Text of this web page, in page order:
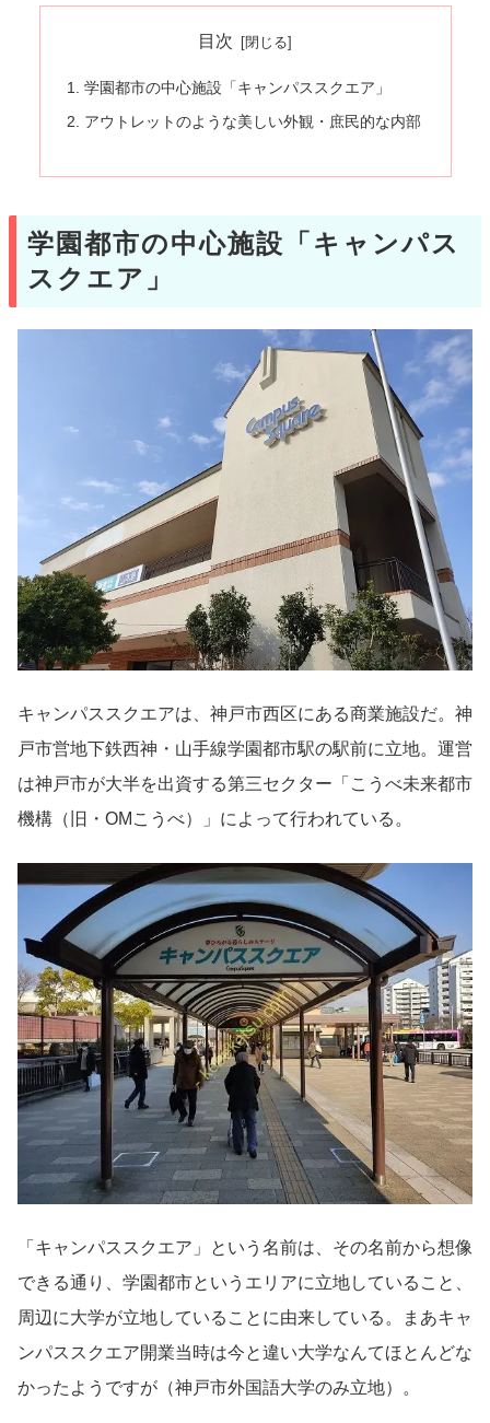
目次
学園都市の中心施設「キャンパススクエア」
アウトレットのような美しい外観・庶民的な内部
学園都市の中心施設「キャンパス
スクエア」
キャンパススクエアは、神戸市西区にある商業施設だ。神
戸市営地下鉄西神・山手線学園都市駅の駅前に立地。運営
は神戸市が大半を出資する第三セクター「こうべ未来都市
機構（旧・OMこうべ）」によって行われている。
「キャンパススクエア」という名前は、その名前から想像
できる通り、学園都市というエリアに立地していること、
周辺に大学が立地していることに由来している。まあキャ
ンパススクエア開業当時は今と違い大学なんてほとんどな
かったようですが（神戸市外国語大学のみ立地）。